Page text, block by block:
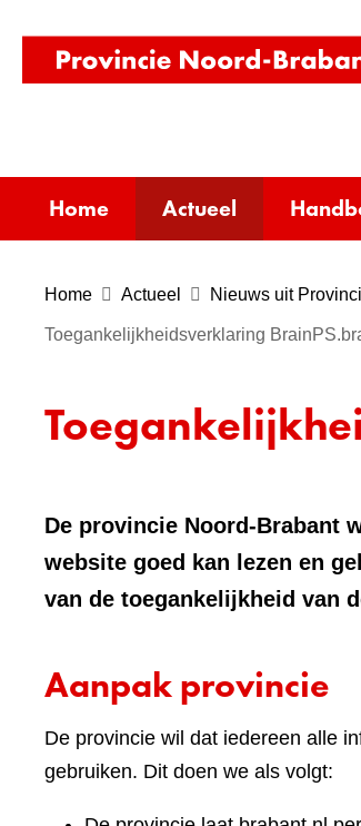
Home Actueel
Home Actueel Nieuws uit
Toegankelijkheidsverklaring
De provincie Noord-Brabant
website goed kan lezen en
van de toegankelijkheid van
Aanpak provincie
De provincie wil dat iedereen alle
gebruiken. Dit doen we als volgt: